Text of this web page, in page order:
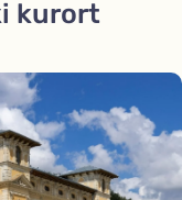
kurort